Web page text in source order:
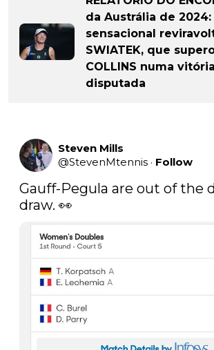
da Austrália de 2024:
sensacional
SWIATEK, que
COLLINS numa
disputada
Steven Mills
@StevenMtennis · Follow
Gauff-Pegula are out of the
draw. 👀